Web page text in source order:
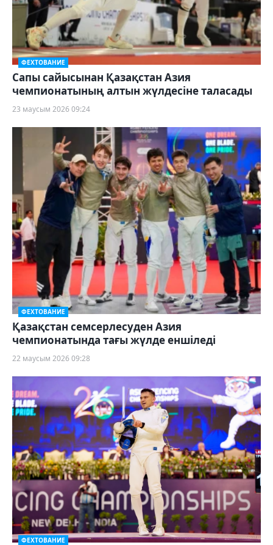
ФЕХТОВАНИЕ
Сапы сайысынан Қазақстан Азия
чемпионатының алтын жүлдесіне таласады
23 маусым 2026 09:24
ФЕХТОВАНИЕ
Қазақстан семсерлесуден Азия
чемпионатында тағы жүлде еншіледі
22 маусым 2026 09:28
ФЕХТОВАНИЕ